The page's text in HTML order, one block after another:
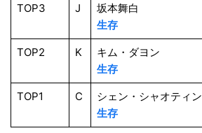
TOP3 J
坂本舞白
生存
TOP2 K
キム・ダヨン
生存
TOP1 C
シェン・シャオティン
生存